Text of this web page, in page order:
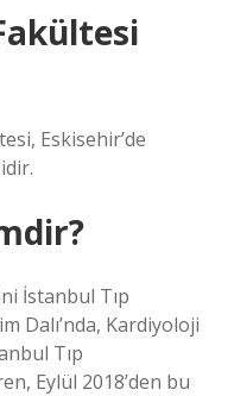
Eskisehir’de
İstanbul Tıp
Dalı’nda, Kardiyoloji
Tıp
Eylül 2018’den bu